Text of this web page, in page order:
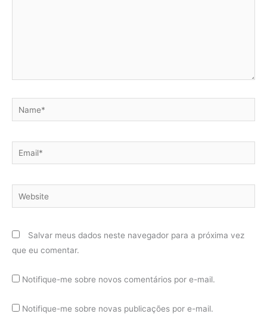
Name*
Email*
Website
Salvar meus dados neste navegador para a próxima vez
que eu comentar.
Notifique-me sobre novos comentários por e-mail.
Notifique-me sobre novas publicações por e-mail.